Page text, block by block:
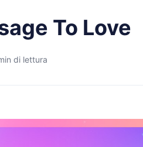
To Love
di lettura